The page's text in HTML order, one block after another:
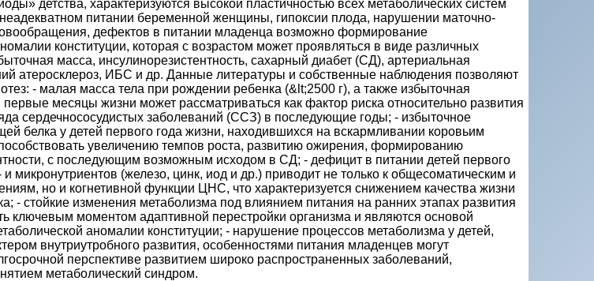
детства, характеризуются высокой пластичностью всех метаболических систем
питании беременной женщины, гипоксии плода, нарушении маточно-
дефектов в питании младенца возможно формирование
конституции, которая с возрастом может проявляться в виде различных
масса, инсулинорезистентность, сахарный диабет (СД), артериальная
атеросклероз, ИБС и др. Данные литературы и собственные наблюдения позволяют
- малая масса тела при рождении ребенка (&lt;2500 г), а также избыточная
месяцы жизни может рассматриваться как фактор риска относительно развития
сердечнососудистых заболеваний (ССЗ) в последующие годы; - избыточное
белка у детей первого года жизни, находившихся на вскармливании коровьим
увеличению темпов роста, развитию ожирения, формированию
с последующим возможным исходом в СД; - дефицит в питании детей первого
и микронутриентов (железо, цинк, иод и др.) приводит не только к общесоматическим и
но и когнетивной функции ЦНС, что характеризуется снижением качества жизни
- стойкие изменения метаболизма под влиянием питания на ранних этапах развития
ключевым моментом адаптивной перестройки организма и являются основой
аномалии конституции; - нарушение процессов метаболизма у детей,
внутриутробного развития, особенностями питания младенцев могут
перспективе развитием широко распространенных заболеваний,
метаболический синдром.